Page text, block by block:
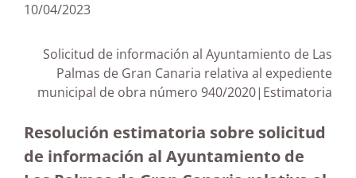
10/04/2023
Solicitud de información al Ayuntamiento de Las
Palmas de Gran Canaria relativa al expediente
municipal de obra número 940/2020|Estimatoria
Resolución estimatoria sobre solicitud
de información al Ayuntamiento de